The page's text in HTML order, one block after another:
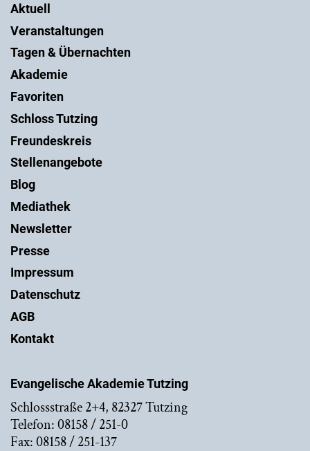
Evangelische Akademie Tutzing
Schlossstraße 2+4, 82327 Tutzing
Telefon: 08158 / 251-0
Fax: 08158 / 251-137
Aktuell
Veranstaltungen
Tagen & Übernachten
Akademie
Favoriten
Schloss Tutzing
Freundeskreis
Stellenangebote
Blog
Mediathek
Newsletter
Presse
Impressum
Datenschutz
AGB
Kontakt